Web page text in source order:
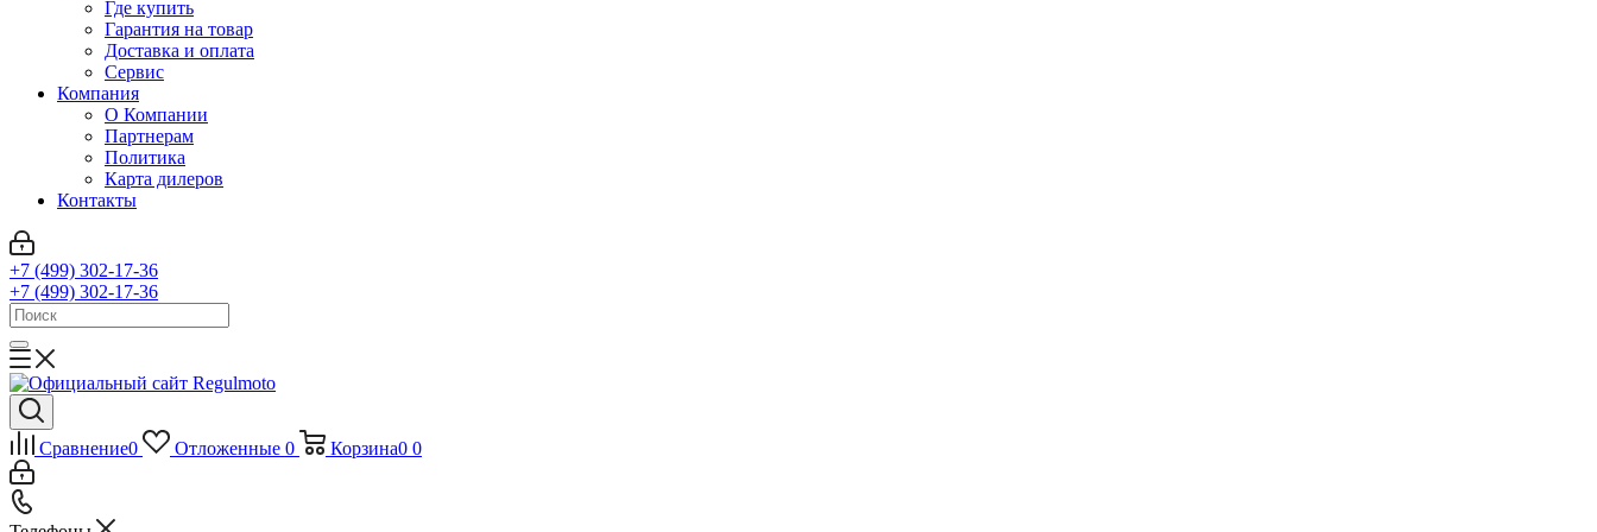
Где купить
Гарантия на товар
Доставка и оплата
Сервис
Компания
О Компании
Партнерам
Политика
Карта дилеров
Контакты
+7 (499) 302-17-36
+7 (499) 302-17-36
Сравнение0 Отложенные 0 Корзина0 0